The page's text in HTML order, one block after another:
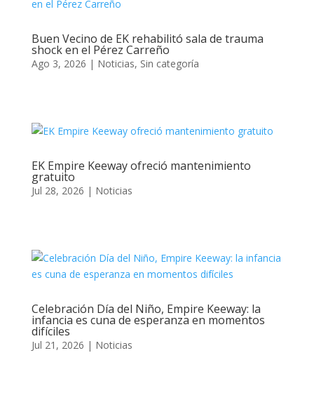
Buen Vecino de EK rehabilitó sala de trauma
shock en el Pérez Carreño
Ago 3, 2026 | Noticias, Sin categoría
EK Empire Keeway ofreció mantenimiento
gratuito
Jul 28, 2026 | Noticias
Celebración Día del Niño, Empire Keeway: la
infancia es cuna de esperanza en momentos
difíciles
Jul 21, 2026 | Noticias